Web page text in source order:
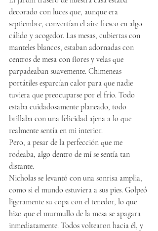
decorado con luces que, aunque era
septiembre, convertían el aire fresco en algo
cálido y acogedor. Las mesas, cubiertas con
manteles blancos, estaban adornadas con
centros de mesa con flores y velas que
parpadeaban suavemente. Chimeneas
portátiles esparcían calor para que nadie
tuviera que preocuparse por el frío. Todo
estaba cuidadosamente planeado, todo
brillaba con una felicidad ajena a lo que
realmente sentía en mi interior.
Pero, a pesar de la perfección que me
rodeaba, algo dentro de mí se sentía tan
distante.
Nicholas se levantó con una sonrisa amplia,
como si el mundo estuviera a sus pies. Golpeó
ligeramente su copa con el tenedor, lo que
hizo que el murmullo de la mesa se apagara
inmediatamente. Todos voltearon hacia él, y